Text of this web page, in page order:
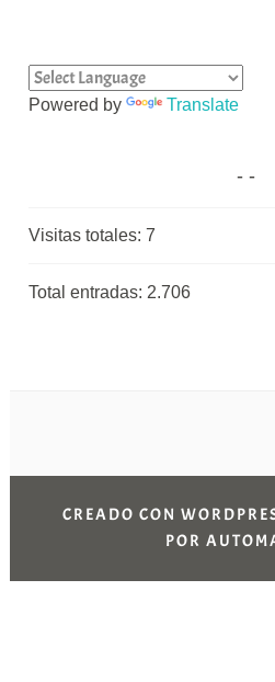
Powered by Translate
Visitas totales: 7
Total entradas: 2.706
CREADO CON
POR